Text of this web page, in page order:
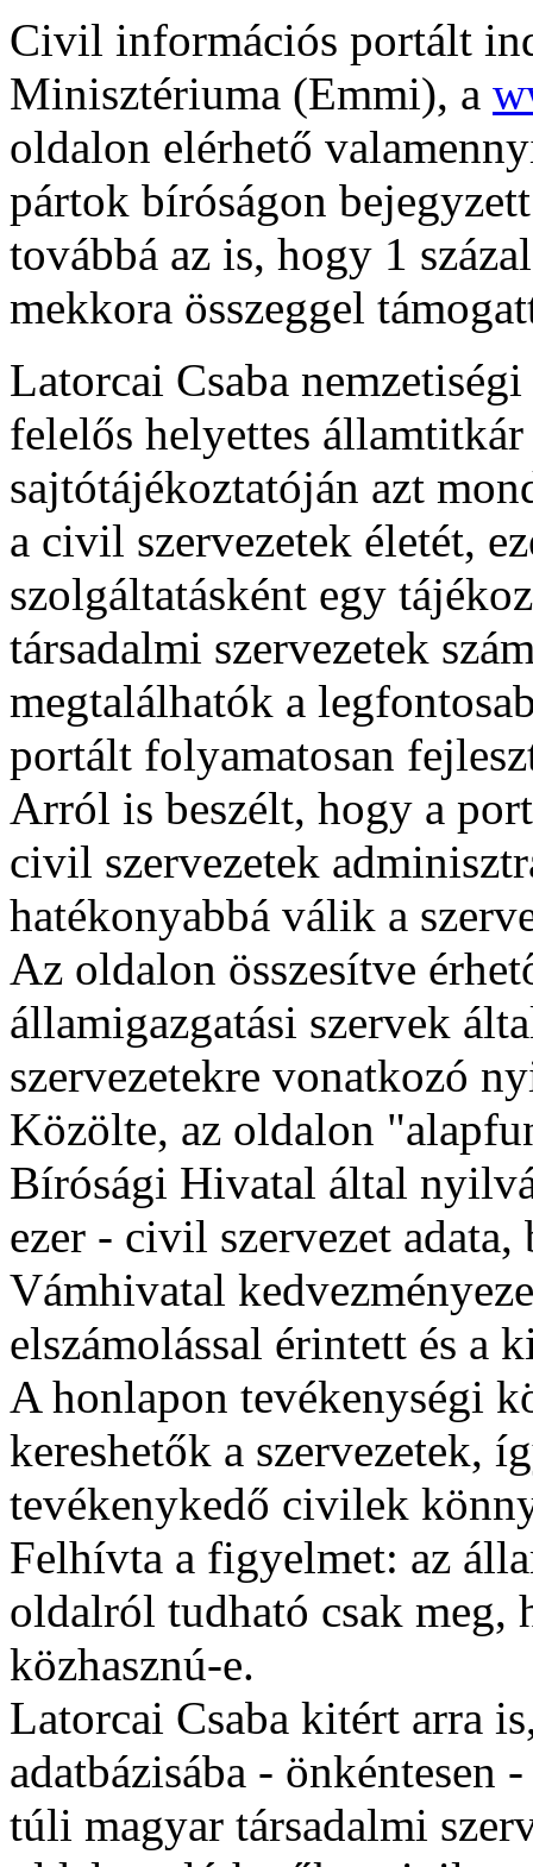
Civil információs portált
Minisztériuma (Emmi), a
oldalon elérhető
pártok bíróságon
továbbá az is, hogy 1
mekkora összeggel
Latorcai Csaba
felelős helyettes
sajtótájékoztatóján azt
a civil szervezetek életét,
szolgáltatásként egy
társadalmi szervezetek
megtalálhatók a
portált folyamatosan
Arról is beszélt, hogy a
civil szervezetek
hatékonyabbá válik a
Az oldalon összesítve
államigazgatási szervek
szervezetekre vonatkozó
Közölte, az oldalon
Bírósági Hivatal által
ezer - civil szervezet
Vámhivatal
elszámolással érintett és a
A honlapon tevékenységi
kereshetők a szervezetek,
tevékenykedő civilek
Felhívta a figyelmet: az
oldalról tudható csak meg,
közhasznú-e.
Latorcai Csaba kitért arra
adatbázisába - önkéntesen
túli magyar társadalmi